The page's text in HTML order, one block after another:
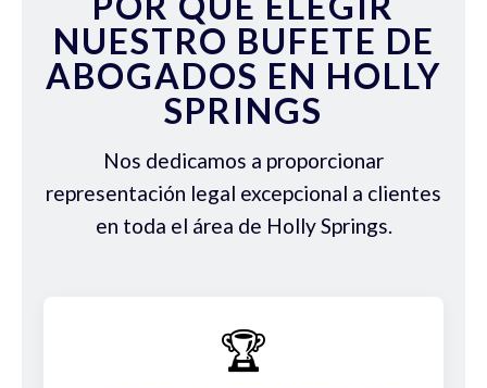
NUESTRO BUFETE DE
ABOGADOS EN HOLLY
SPRINGS
Nos dedicamos a proporcionar
representación legal excepcional a clientes
en toda el área de Holly Springs.
🏆